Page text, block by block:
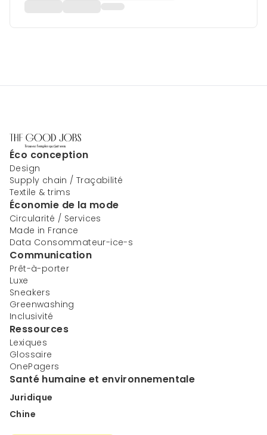
Éco conception
Design
Supply chain / Traçabilité
Textile & trims
Économie de la mode
Circularité / Services
Made in France
Data Consommateur-ice-s
Communication
Prêt-à-porter
Luxe
Sneakers
Greenwashing
Inclusivité
Ressources
Lexiques
Glossaire
OnePagers
Santé humaine et environnementale
Juridique
Chine